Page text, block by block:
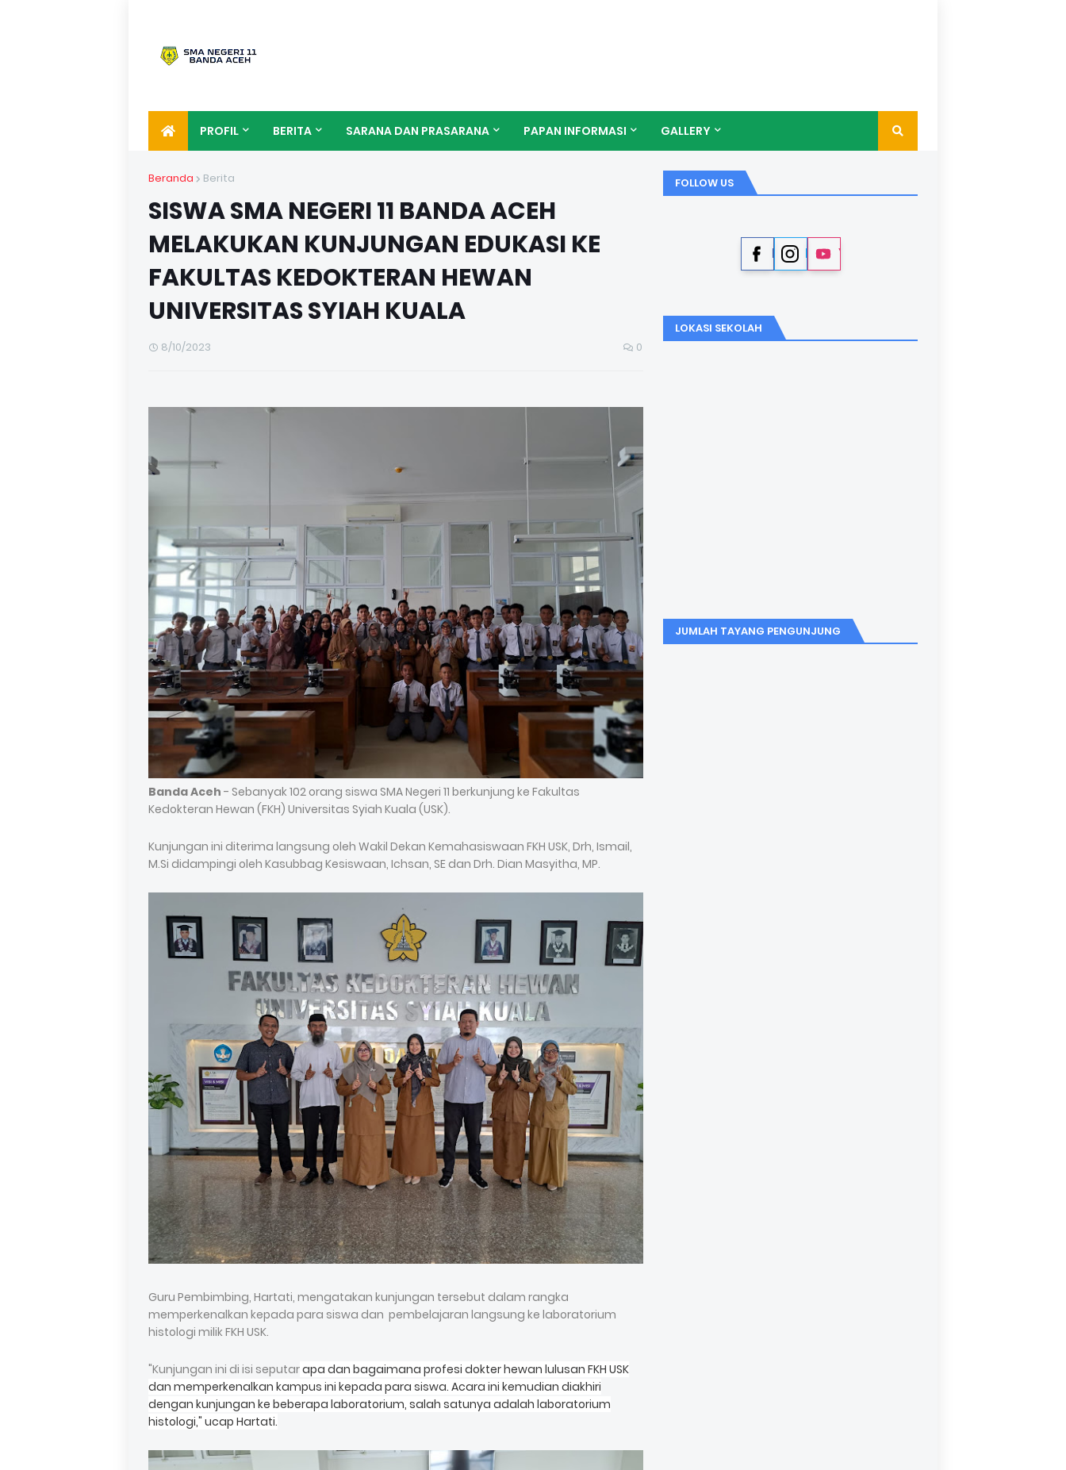
PROFIL BERITA SARANA DAN PRASARANA PAPAN INFORMASI GALLERY
Beranda Berita
SISWA SMA NEGERI 11 BANDA ACEH
MELAKUKAN KUNJUNGAN EDUKASI KE
FAKULTAS KEDOKTERAN HEWAN
UNIVERSITAS SYIAH KUALA
8/10/2023 0
Banda Aceh - Sebanyak 102 orang siswa SMA Negeri 11 berkunjung ke Fakultas
Kedokteran Hewan (FKH) Universitas Syiah Kuala (USK).
Kunjungan ini diterima langsung oleh Wakil Dekan Kemahasiswaan FKH USK, Drh, Ismail,
M.Si didampingi oleh Kasubbag Kesiswaan, Ichsan, SE dan Drh. Dian Masyitha, MP.
Guru Pembimbing, Hartati, mengatakan kunjungan tersebut dalam rangka
memperkenalkan kepada para siswa dan pembelajaran langsung ke laboratorium
histologi milik FKH USK.
"Kunjungan ini di isi seputarapa dan bagaimana profesi dokter hewan lulusan FKH USK
dan memperkenalkan kampus ini kepada para siswa. Acara ini kemudian diakhiri
dengan kunjungan ke beberapa laboratorium, salah satunya adalah laboratorium
histologi," ucap Hartati.
FOLLOW US
FacebookInstagramYouTube
LOKASI SEKOLAH
JUMLAH TAYANG PENGUNJUNG